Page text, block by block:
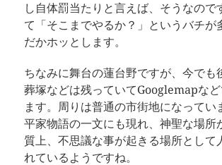
し自体罰当たりと言えば、そうなので
て「そこまでやるか？」というバチが
だかホッとします。
ちなみに舞台の蓮台野ですが、今でも
葬塚などは残っていてGooglemapな
ます。周りは普通の市街地になってい
平家物語の一文にも現れ、神聖な場所
質上、不思議な事が起きる場所として
れているようですね。